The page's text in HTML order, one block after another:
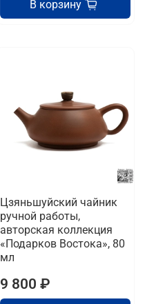
В корзину
Цзяньшуйский чайник
ручной работы,
авторская коллекция
«Подарков Востока», 80
мл
9 800 ₽